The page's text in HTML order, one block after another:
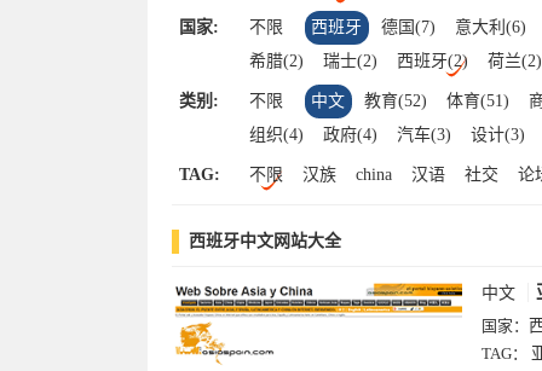
国家: 不限 西班牙 德国(7)
意大利(6)
希腊(2)
瑞士(2) 西班牙(2)
荷兰(2)
俄罗斯(1)
比利时(1) 奥地利(1)
类别: 不限 中文 教育(52) 体育(51)
组织(4)
政府(4) 汽车(3)
设计(3)
视频(2)
军事(1) 黄页(1) 社交(1)
TAG: 不限 汉族 china 汉语 社交
论
西班牙中文网站大全
中文
国家：
TAG：